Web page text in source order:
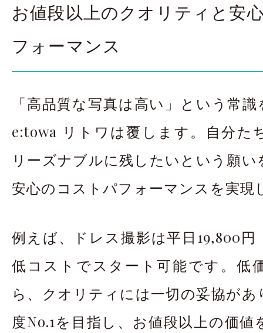
お値段以上のクオリティと安
フォーマンス
「高品質な写真は高い」という常
e:towa リトワは覆します。自分た
リーズナブルに残したいという願
安心のコストパフォーマンスを実現
例えば、ドレス撮影は平日19,800円
低コストでスタート可能です。低
ら、クオリティには一切の妥協が
度No.1を目指し、お値段以上の価